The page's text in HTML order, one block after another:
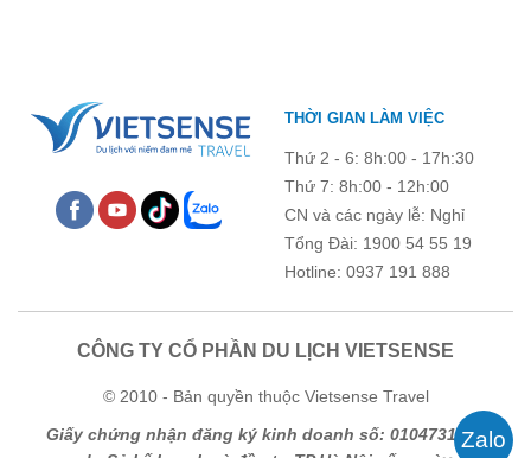
THỜI GIAN LÀM VIỆC
Thứ 2 - 6: 8h:00 - 17h:30
Thứ 7: 8h:00 - 12h:00
CN và các ngày lễ: Nghỉ
Tổng Đài: 1900 54 55 19
Hotline: 0937 191 888
CÔNG TY CỔ PHẦN DU LỊCH VIETSENSE
© 2010 - Bản quyền thuộc Vietsense Travel
Giấy chứng nhận đăng ký kinh doanh số: 0104731205